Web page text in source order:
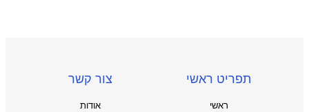
תפריט ראשי
ראשי
צור קשר
אודות